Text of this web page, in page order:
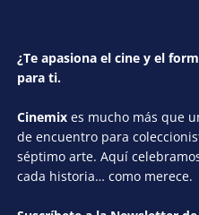
¿Te apasiona el cine y el
para ti.
Cinemix es mucho más que
de encuentro para
séptimo arte. Aquí
cada historia… como merece.